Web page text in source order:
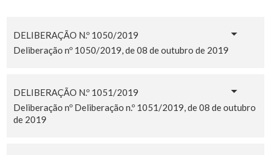
DELIBERAÇÃO N.º 1050/2019
Deliberação nº 1050/2019, de 08 de outubro de 2019
DELIBERAÇÃO N.º 1051/2019
Deliberação nº Deliberação n.º 1051/2019, de 08 de outubro
de 2019